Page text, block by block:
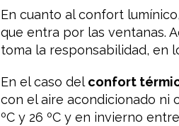
En cuanto al confort
que entra por las ventanas.
toma la responsabilidad, en
En el caso del confort
con el aire acondicionado ni
ºC y 26 ºC y en invierno